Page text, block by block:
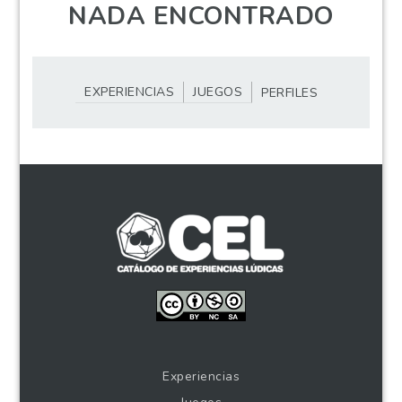
NADA ENCONTRADO
EXPERIENCIAS JUEGOS PERFILES
Experiencias